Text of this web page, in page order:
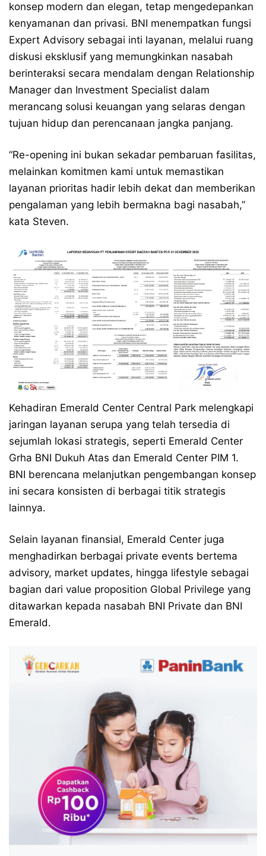
konsep modern dan elegan, tetap mengedepankan
kenyamanan dan privasi. BNI menempatkan fungsi
Expert Advisory sebagai inti layanan, melalui ruang
diskusi eksklusif yang memungkinkan nasabah
berinteraksi secara mendalam dengan Relationship
Manager dan Investment Specialist dalam
merancang solusi keuangan yang selaras dengan
tujuan hidup dan perencanaan jangka panjang.
“Re-opening ini bukan sekadar pembaruan fasilitas,
melainkan komitmen kami untuk memastikan
layanan prioritas hadir lebih dekat dan memberikan
pengalaman yang lebih bermakna bagi nasabah,”
kata Steven.
Kehadiran Emerald Center Central Park melengkapi
jaringan layanan serupa yang telah tersedia di
sejumlah lokasi strategis, seperti Emerald Center
Grha BNI Dukuh Atas dan Emerald Center PIM 1.
BNI berencana melanjutkan pengembangan konsep
ini secara konsisten di berbagai titik strategis
lainnya.
Selain layanan finansial, Emerald Center juga
menghadirkan berbagai private events bertema
advisory, market updates, hingga lifestyle sebagai
bagian dari value proposition Global Privilege yang
ditawarkan kepada nasabah BNI Private dan BNI
Emerald.